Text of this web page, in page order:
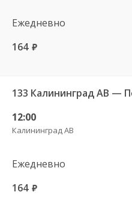
Ежедневно
164 руб.
12:00
Калининград АВ
Ежедневно
164 руб.